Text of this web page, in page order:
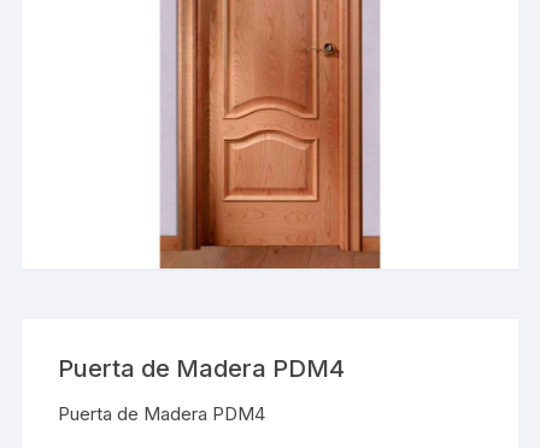
Puerta de Madera PDM4
Puerta de Madera PDM4